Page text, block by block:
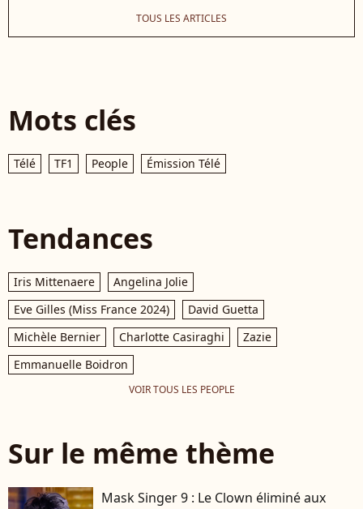
TOUS LES ARTICLES
Mots clés
Télé TF1 People Émission Télé
Tendances
Iris Mittenaere
Angelina Jolie
Eve Gilles (Miss France 2024)
David Guetta
Michèle Bernier
Charlotte Casiraghi
Zazie
Emmanuelle Boidron
VOIR TOUS LES PEOPLE
Sur le même thème
Mask Singer 9 : Le Clown éliminé aux